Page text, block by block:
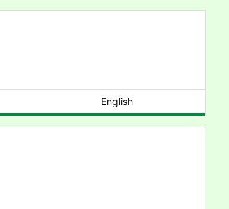
English